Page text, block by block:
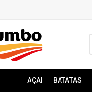
AÇAI BATATAS